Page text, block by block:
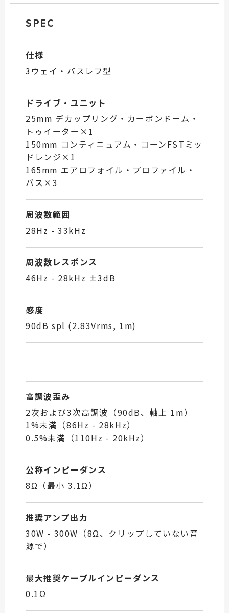
SPEC
仕様
3ウェイ・バスレフ型
ドライブ・ユニット
25mm デカップリング・カーボンドーム・
トゥイーター×1
150mm コンティニュアム・コーンFSTミッ
ドレンジ×1
165mm エアロフォイル・プロファイル・
バス×3
周波数範囲
28Hz - 33kHz
周波数レスポンス
46Hz - 28kHz ±3dB
感度
90dB spl (2.83Vrms, 1m)
高調波歪み
2次および3次高調波（90dB、軸上 1m）
1%未満（86Hz - 28kHz）
0.5%未満（110Hz - 20kHz）
公称インピーダンス
8Ω（最小 3.1Ω）
推奨アンプ出力
30W - 300W（8Ω、クリップしていない音
源で）
最大推奨ケーブルインピーダンス
0.1Ω